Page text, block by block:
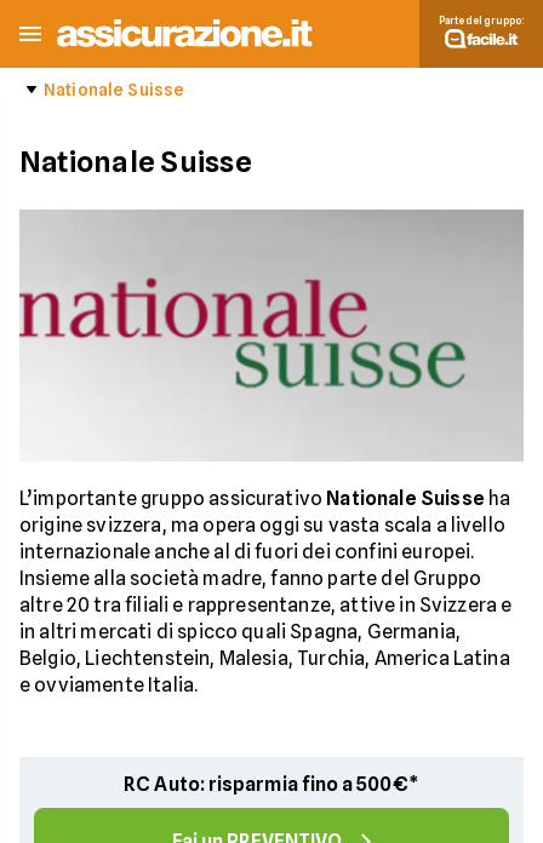
Parte del gruppo:
Nationale Suisse
Nationale Suisse
L’importante gruppo assicurativo Nationale Suisse ha
origine svizzera, ma opera oggi su vasta scala a livello
internazionale anche al di fuori dei confini europei.
Insieme alla società madre, fanno parte del Gruppo
altre 20 tra filiali e rappresentanze, attive in Svizzera e
in altri mercati di spicco quali Spagna, Germania,
Belgio, Liechtenstein, Malesia, Turchia, America Latina
e ovviamente Italia.
RC Auto: risparmia fino a 500€*